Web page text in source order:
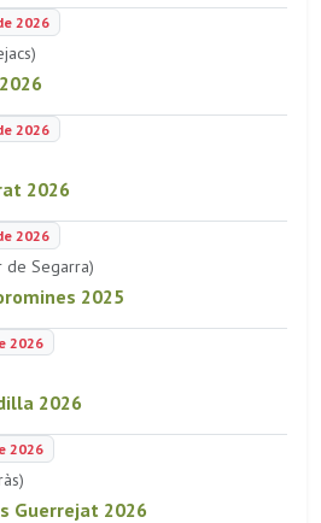
2026
2026
2026
2026
de Segarra)
2025
2026
2026
2026
Guerrejat 2026